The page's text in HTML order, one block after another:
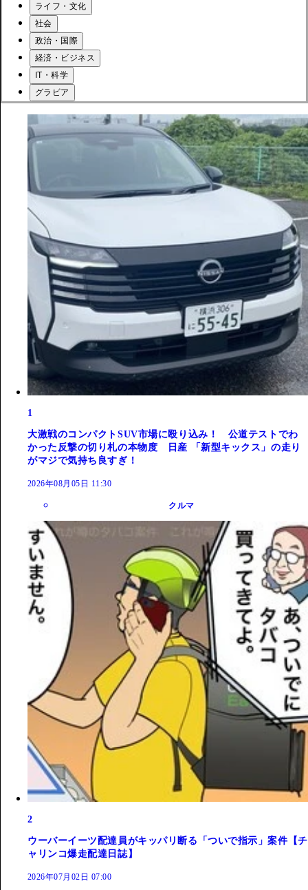
ライフ・文化
社会
政治・国際
経済・ビジネス
IT・科学
グラビア
1
大激戦のコンパクトSUV市場に殴り込み！ 公道テストでわ
かった反撃の切り札の本物度 日産 「新型キックス」の走り
がマジで気持ち良すぎ！
2026年08月05日 11:30
クルマ
2
ウーバーイーツ配達員がキッパリ断る「ついで指示」案件【チ
ャリンコ爆走配達日誌】
2026年07月02日 07:00